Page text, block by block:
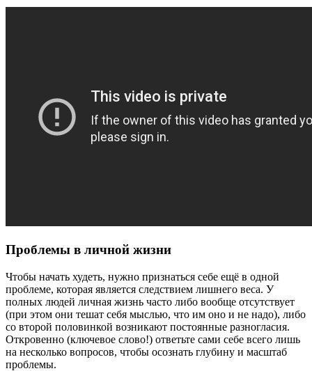
Проблемы в личной жизни
Чтобы начать худеть, нужно признаться себе ещё в одной
проблеме, которая является следствием лишнего веса. У
полных людей личная жизнь часто либо вообще отсутствует
(при этом они тешат себя мыслью, что им оно и не надо), либо
со второй половинкой возникают постоянные разногласия.
Откровенно (ключевое слово!) ответьте сами себе всего лишь
на несколько вопросов, чтобы осознать глубину и масштаб
проблемы.